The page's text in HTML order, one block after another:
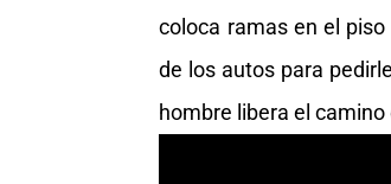
coloca ramas en el
de los autos para
hombre libera el